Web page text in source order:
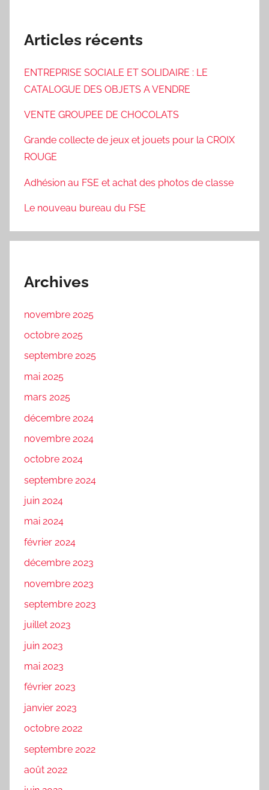
Articles récents
ENTREPRISE SOCIALE ET SOLIDAIRE : LE
CATALOGUE DES OBJETS A VENDRE
VENTE GROUPEE DE CHOCOLATS
Grande collecte de jeux et jouets pour la CROIX
ROUGE
Adhésion au FSE et achat des photos de classe
Le nouveau bureau du FSE
Archives
novembre 2025
octobre 2025
septembre 2025
mai 2025
mars 2025
décembre 2024
novembre 2024
octobre 2024
septembre 2024
juin 2024
mai 2024
février 2024
décembre 2023
novembre 2023
septembre 2023
juillet 2023
juin 2023
mai 2023
février 2023
janvier 2023
octobre 2022
septembre 2022
août 2022